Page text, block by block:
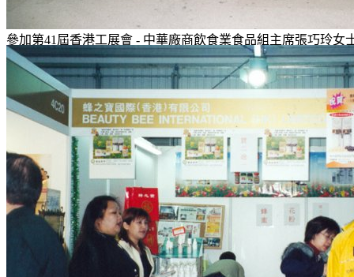
參加第41屆香港工展會 - 中華廠商飲食業食品組主席張巧玲女
廖...